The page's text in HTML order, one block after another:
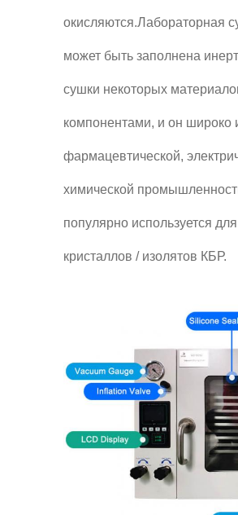
окисляются.Лабораторная
может быть заполнена
сушки некоторых
компонентами, и он широко
фармацевтической,
химической
популярно используется
кристаллов / изолятов КБР.